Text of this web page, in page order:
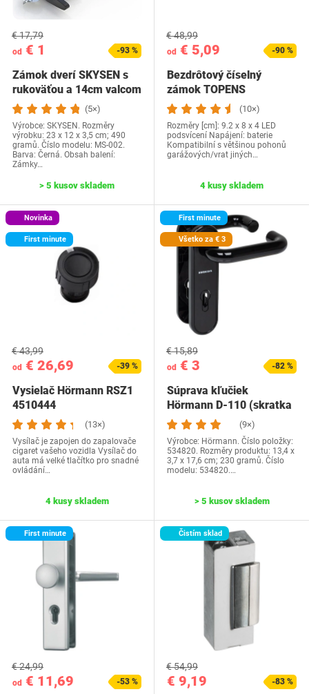
od € 1
€ 17,79
-93 %
Zámok dverí SKYSEN s
rukoväťou a 14cm valcom
(5×)
Výrobce: SKYSEN. Rozměry
výrobku: 23 x 12 x 3,5 cm; 490
gramů. Číslo modelu: MS-002.
Barva: Černá. Obsah balení:
Zámky…
> 5 kusov skladem
od € 5,09
€ 48,99
-90 %
Bezdrôtový číselný
zámok TOPENS
(10×)
Rozměry [cm]: 9.2 x 8 x 4 LED
podsvícení Napájení: baterie
Kompatibilní s většinou pohonů
garážových/vrat jiných…
4 kusy skladem
Novinka
First minute
od € 26,69
€ 43,99
-39 %
Vysielač Hörmann RSZ1
4510444
(13×)
Vysílač je zapojen do zapalovače
cigaret vašeho vozidla Vysílač do
auta má velké tlačítko pro snadné
ovládání…
4 kusy skladem
First minute
Všetko za € 3
od € 3
€ 15,89
-82 %
Súprava kľučiek
Hörmann D-110 (skratka
pre vačku a…
(9×)
Výrobce: Hörmann. Číslo položky:
534820. Rozměry produktu: 13,4 x
3,7 x 17,6 cm; 230 gramů. Číslo
modelu: 534820.…
> 5 kusov skladem
First minute
od € 11,69
€ 24,99
-53 %
Čistím sklad
€ 9,19
€ 54,99
-83 %